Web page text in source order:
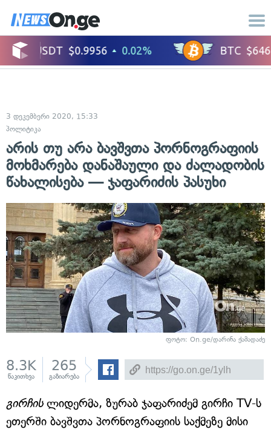
3 დეკემბერი 2020, 15:33
პოლიტიკა
არის თუ არა ბავშვთა პორნოგრაფიის
მოხმარება დანაშაული და ძალადობის
წახალისება — ჯაფარიძის პასუხი
ფოტო: On.ge/დარინა ქამადაძე
8.3K
წაკითხვა
265
გაზიარება
გირჩის ლიდერმა, ზურაბ ჯაფარიძემ გირჩი TV-ს
ეთერში ბავშვთა პორნოგრაფიის საქმეზე მისი